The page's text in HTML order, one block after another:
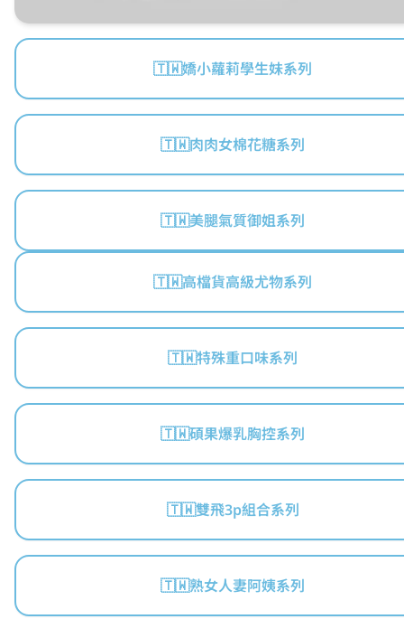
🇹🇼嬌小蘿莉學生妹系列
🇹🇼肉肉女棉花糖系列
🇹🇼美腿氣質御姐系列
🇹🇼高檔貨高級尤物系列
🇹🇼特殊重口味系列
🇹🇼碩果爆乳胸控系列
🇹🇼雙飛3p組合系列
🇹🇼熟女人妻阿姨系列